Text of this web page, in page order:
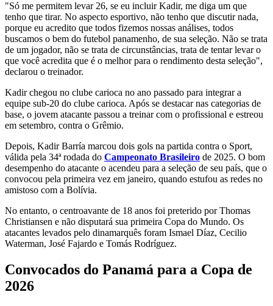
"Só me permitem levar 26, se eu incluir Kadir, me diga um que
tenho que tirar. No aspecto esportivo, não tenho que discutir nada,
porque eu acredito que todos fizemos nossas análises, todos
buscamos o bem do futebol panamenho, de sua seleção. Não se trata
de um jogador, não se trata de circunstâncias, trata de tentar levar o
que você acredita que é o melhor para o rendimento desta seleção",
declarou o treinador.
Kadir chegou no clube carioca no ano passado para integrar a
equipe sub-20 do clube carioca. Após se destacar nas categorias de
base, o jovem atacante passou a treinar com o profissional e estreou
em setembro, contra o Grêmio.
Depois, Kadir Barría marcou dois gols na partida contra o Sport,
válida pela 34ª rodada do Campeonato Brasileiro de 2025. O bom
desempenho do atacante o acendeu para a seleção de seu país, que o
convocou pela primeira vez em janeiro, quando estufou as redes no
amistoso com a Bolívia.
No entanto, o centroavante de 18 anos foi preterido por Thomas
Christiansen e não disputará sua primeira Copa do Mundo. Os
atacantes levados pelo dinamarquês foram Ismael Díaz, Cecilio
Waterman, José Fajardo e Tomás Rodríguez.
Convocados do Panamá para a Copa de
2026